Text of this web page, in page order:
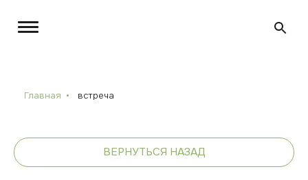
Главная встреча
ВЕРНУТЬСЯ НАЗАД